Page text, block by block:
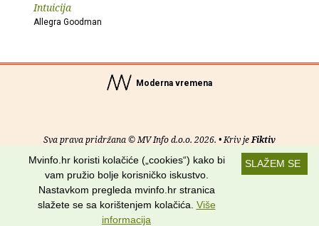
Intuicija
Allegra Goodman
Moderna vremena
Sva prava pridržana © MV Info d.o.o. 2026. • Kriv jeFiktiv
Uvjeti korištenja RSS kanali
Potraži nas na:
SLAŽEM SE
Mvinfo.hr koristi kolačiće („cookies“) kako bi
vam pružio bolje korisničko iskustvo.
Nastavkom pregleda mvinfo.hr stranica
slažete se sa korištenjem kolačića. Više
informacija